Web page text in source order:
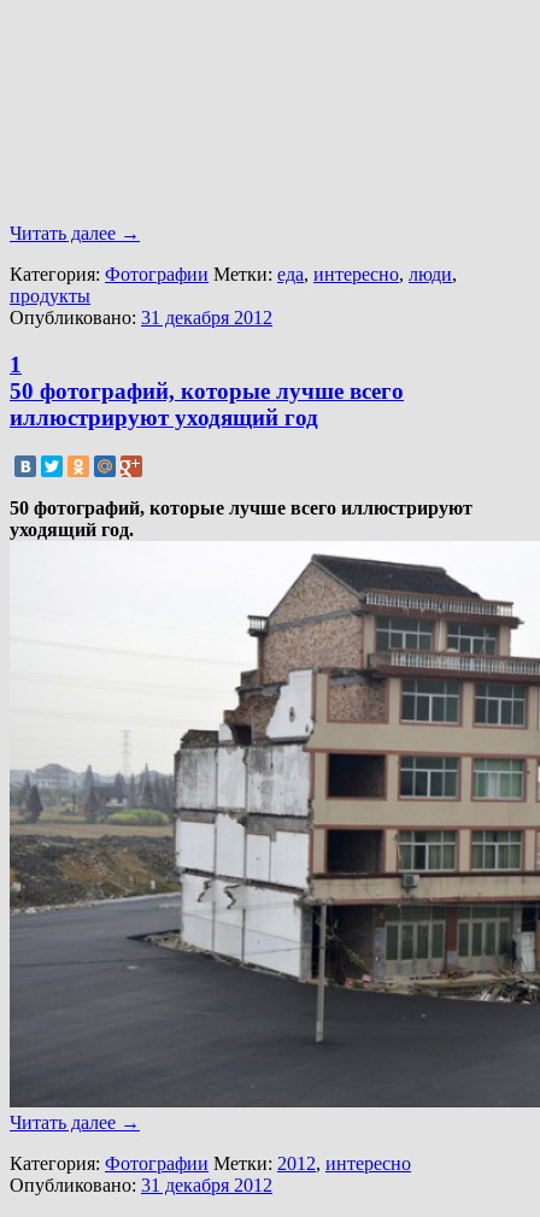
Читать далее →
Категория: Фотографии Метки: еда, интересно, люди,
продукты
Опубликовано: 31 декабря 2012
1
50 фотографий, которые лучше всего
иллюстрируют уходящий год
50 фотографий, которые лучше всего иллюстрируют
уходящий год.
Читать далее →
Категория: Фотографии Метки: 2012, интересно
Опубликовано: 31 декабря 2012